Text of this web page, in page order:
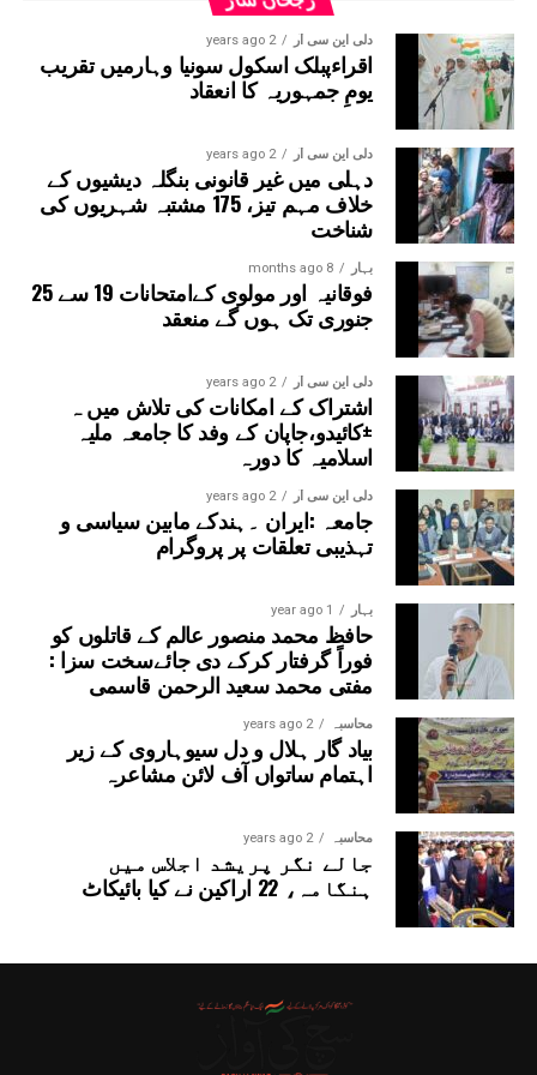
دلی این سی آر 2 years ago
اقراءپبلک اسکول سونیا وہارمیں تقریب
یومِ جمہوریہ کا انعقاد
دلی این سی آر 2 years ago
دہلی میں غیر قانونی بنگلہ دیشیوں کے
خلاف مہم تیز، 175 مشتبہ شہریوں کی
شناخت
بہار 8 months ago
فوقانیہ اور مولوی کےامتحانات 19 سے 25
جنوری تک ہوں گے منعقد
دلی این سی آر 2 years ago
اشتراک کے امکانات کی تلاش میں ہ
±کائیدو،جاپان کے وفد کا جامعہ ملیہ
اسلامیہ کا دورہ
دلی این سی آر 2 years ago
جامعہ :ایران ۔ہندکے مابین سیاسی و
تہذیبی تعلقات پر پروگرام
بہار 1 year ago
حافظ محمد منصور عالم کے قاتلوں کو
فوراً گرفتار کرکے دی جائےسخت سزا :
مفتی محمد سعید الرحمن قاسمی
محاسبہ 2 years ago
بیاد گار ہلال و دل سیوہاروی کے زیر
اہتمام ساتواں آف لائن مشاعرہ
محاسبہ 2 years ago
جالے نگر پریشد اجلاس میں
ہنگامہ، 22 اراکین نے کیا بائیکاٹ